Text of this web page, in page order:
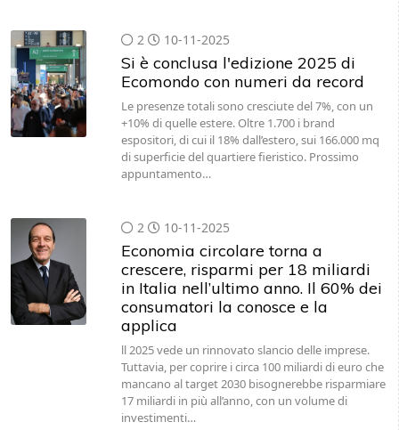
2 10-11-2025
Si è conclusa l'edizione 2025 di
Ecomondo con numeri da record
Le presenze totali sono cresciute del 7%, con un
+10% di quelle estere. Oltre 1.700 i brand
espositori, di cui il 18% dall’estero, sui 166.000 mq
di superficie del quartiere fieristico. Prossimo
appuntamento…
2 10-11-2025
Economia circolare torna a
crescere, risparmi per 18 miliardi
in Italia nell’ultimo anno. Il 60% dei
consumatori la conosce e la
applica
ll 2025 vede un rinnovato slancio delle imprese.
Tuttavia, per coprire i circa 100 miliardi di euro che
mancano al target 2030 bisognerebbe risparmiare
17 miliardi in più all’anno, con un volume di
investimenti…